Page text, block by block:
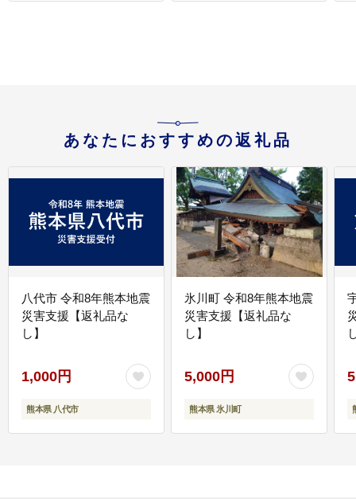
あなたにおすすめの返礼品
八代市 令和8年熊本地震
災害支援【返礼品な
し】
1,000円
熊本県 八代市
氷川町 令和8年熊本地震
災害支援【返礼品な
し】
5,000円
熊本県 氷川町